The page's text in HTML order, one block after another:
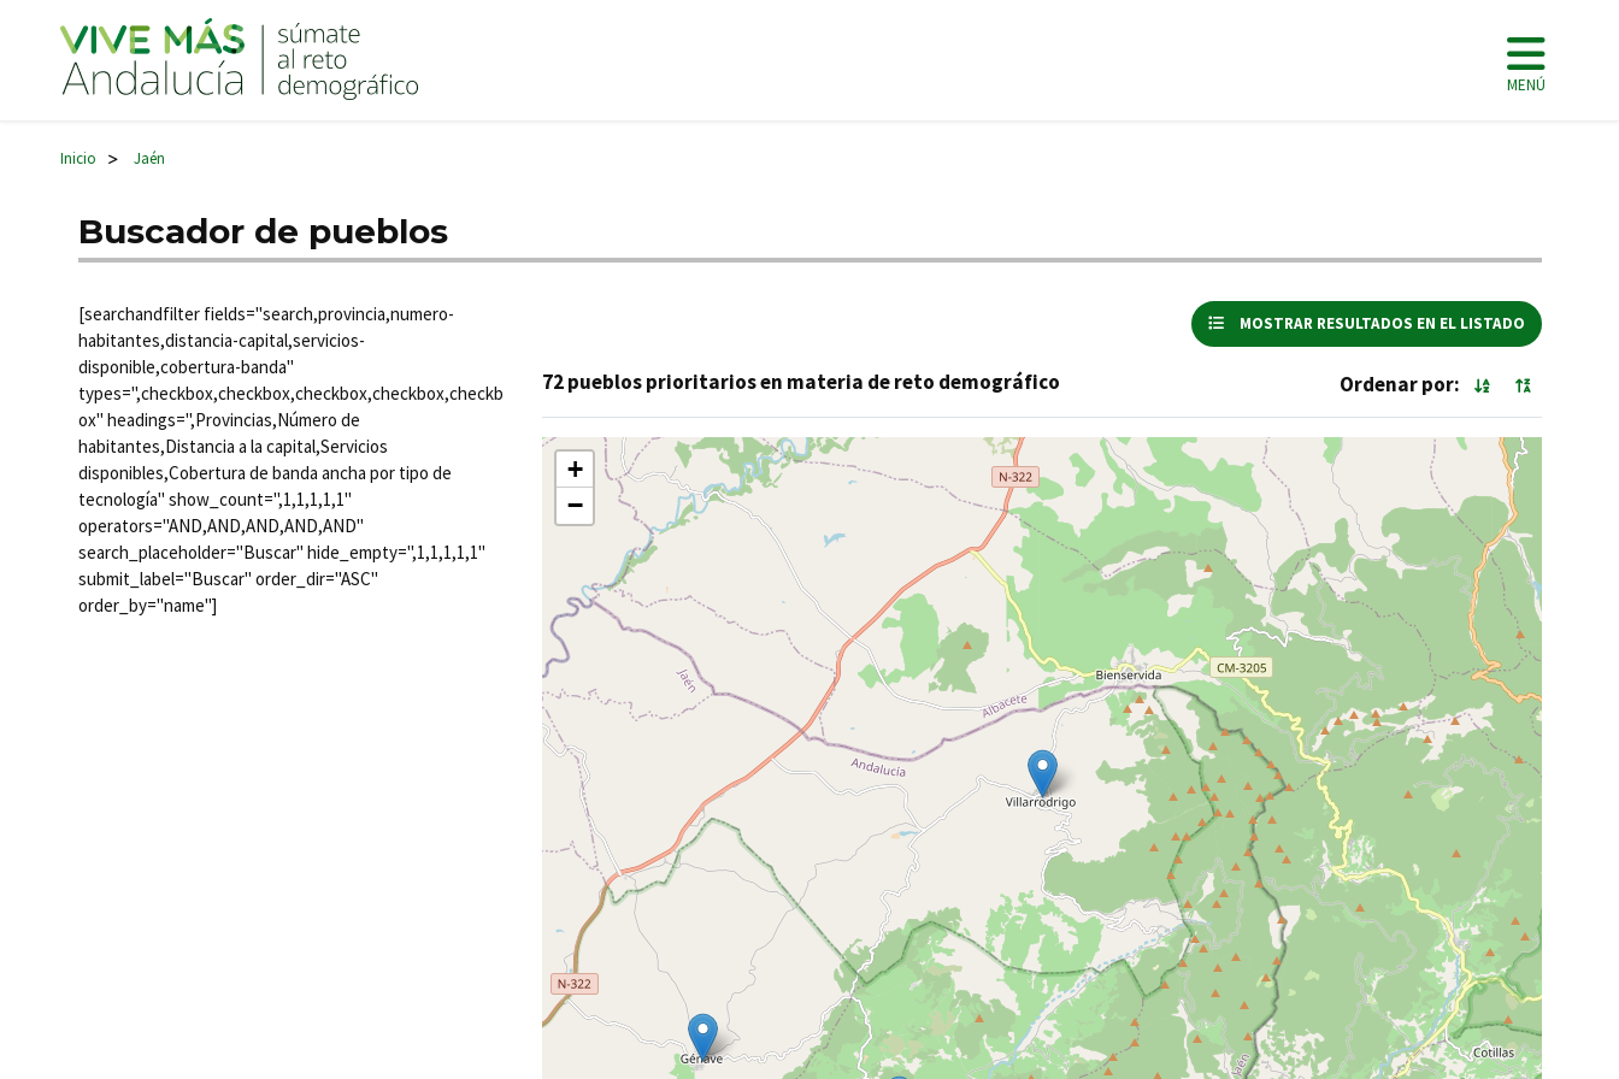
Navegación principal MENÚ
Inicio > Jaén
Buscador de pueblos
[searchandfilter fields="search,provincia,numero-
habitantes,distancia-capital,servicios-
disponible,cobertura-banda"
types=",checkbox,checkbox,checkbox,checkbox,checkb
ox" headings=",Provincias,Número de
habitantes,Distancia a la capital,Servicios
disponibles,Cobertura de banda ancha por tipo de
tecnología" show_count=",1,1,1,1,1"
operators="AND,AND,AND,AND,AND"
search_placeholder="Buscar" hide_empty=",1,1,1,1,1"
submit_label="Buscar" order_dir="ASC"
order_by="name"]
MOSTRAR RESULTADOS EN EL LISTADO
72 pueblos prioritarios en materia de reto demográfico Ordenar por:
+
−